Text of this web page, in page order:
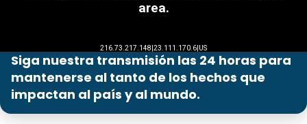
Siga nuestra transmisión las 24 horas para
mantenerse al tanto de los hechos que
impactan al país y al mundo.
Programas